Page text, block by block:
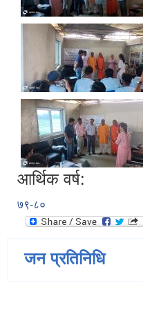
आर्थिक वर्ष:
७९-८०
जन प्रतिनिधि